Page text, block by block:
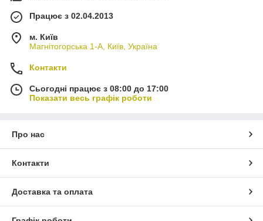
Працює з 02.04.2013
м. Київ
Магнітогорська 1-А, Київ, Україна
Контакти
Сьогодні працює з 08:00 до 17:00
Показати весь графік роботи
Про нас
Контакти
Доставка та оплата